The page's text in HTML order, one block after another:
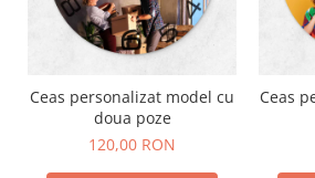
Material: Sticla
Dimensiuni: 20cm
Model: Patrat
Mecanismul ceasului: Necesita o
nu este inclusă.
Ceas personalizat model cu
doua poze
120,00 RON
Ceas